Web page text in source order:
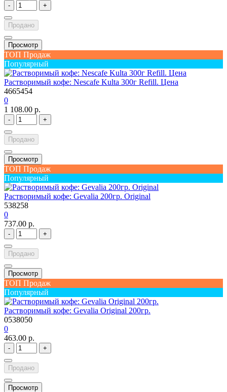
- +
Продано
Просмотр
ТОП Продаж
Популярный
Растворимый кофе: Nescafe Kulta 300г Refill. Цена
4665454
0
1 108.00 р.
- +
Продано
Просмотр
ТОП Продаж
Популярный
Растворимый кофе: Gevalia 200гр. Original
538258
0
737.00 р.
- +
Продано
Просмотр
ТОП Продаж
Популярный
Растворимый кофе: Gevalia Original 200гр.
0538050
0
463.00 р.
- +
Продано
Просмотр